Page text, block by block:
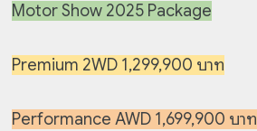
Motor Show 2025 Package
Premium 2WD 1,299,900 บาท
Performance AWD 1,699,900 บาท